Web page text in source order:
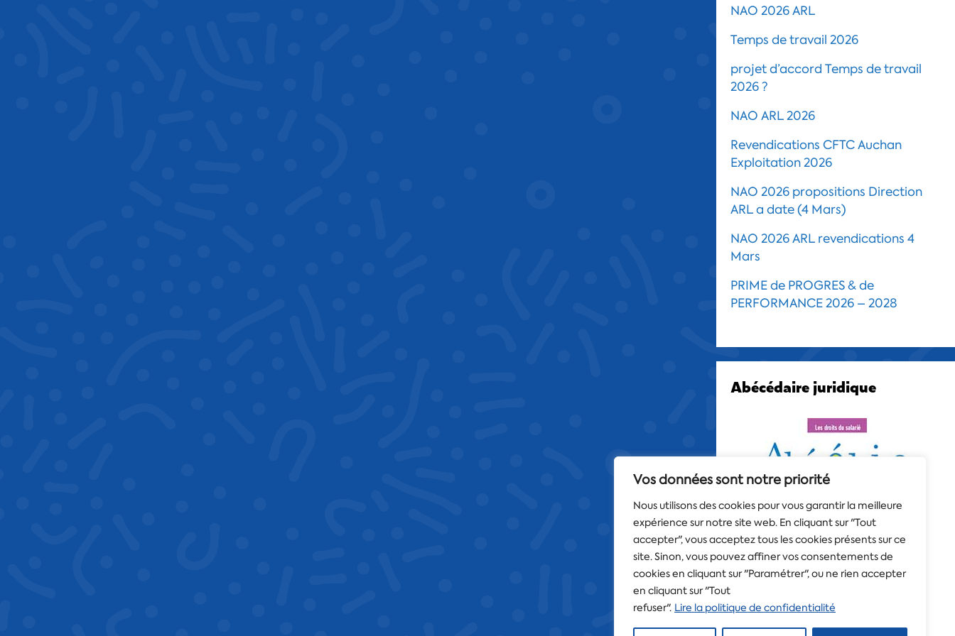
Vos données sont notre priorité
Nous utilisons des cookies pour vous garantir la meilleure
expérience sur notre site web. En cliquant sur "Tout
accepter", vous acceptez tous les cookies présents sur ce
site. Sinon, vous pouvez affiner vos consentements de
cookies en cliquant sur "Paramétrer", ou ne rien accepter
en cliquant sur "Tout
refuser". Lire la politique de confidentialité
NAO 2026 ARL
Temps de travail 2026
projet d’accord Temps de travail
2026 ?
NAO ARL 2026
Revendications CFTC Auchan
Exploitation 2026
NAO 2026 propositions Direction
ARL a date (4 Mars)
NAO 2026 ARL revendications 4
Mars
PRIME de PROGRES & de
PERFORMANCE 2026 – 2028
Abécédaire juridique